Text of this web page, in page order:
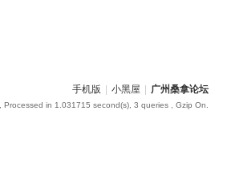
手机版 小黑屋 广州桑拿论坛
, Processed in 1.031715 second(s), 3 queries , Gzip On.